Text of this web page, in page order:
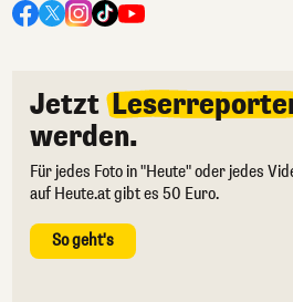
Jetzt
werden.
Für jedes Foto in "Heute" oder jedes
auf Heute.at gibt es 50 Euro.
So geht's